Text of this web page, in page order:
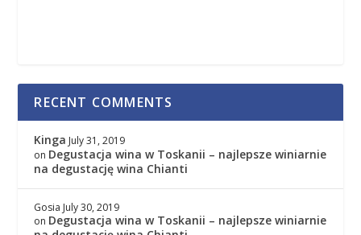
RECENT COMMENTS
Kinga July 31, 2019
on Degustacja wina w Toskanii – najlepsze winiarnie
na degustację wina Chianti
Gosia July 30, 2019
on Degustacja wina w Toskanii – najlepsze winiarnie